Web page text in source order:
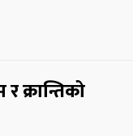
क्रान्तिको